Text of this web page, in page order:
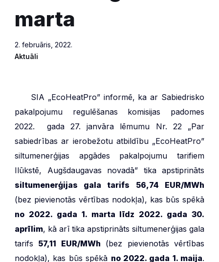
marta
2. februāris, 2022.
Aktuāli
SIA „EcoHeatPro” informē, ka ar Sabiedrisko
pakalpojumu regulēšanas komisijas padomes
2022. gada 27. janvāra lēmumu Nr. 22 „Par
sabiedrības ar ierobežotu atbildību „EcoHeatPro”
siltumenerģijas apgādes pakalpojumu tarifiem
Ilūkstē, Augšdaugavas novadā” tika apstiprināts
siltumenerģijas gala tarifs
56,74 EUR/MWh
(bez pievienotās vērtības nodokļa), kas būs spēkā
no 2022. gada 1. marta līdz 2022. gada 30.
aprīlim, kā arī tika apstiprināts siltumenerģijas gala
tarifs 57,11 EUR/MWh (bez pievienotās vērtības
nodokļa), kas būs spēkā no 2022. gada 1. maija.